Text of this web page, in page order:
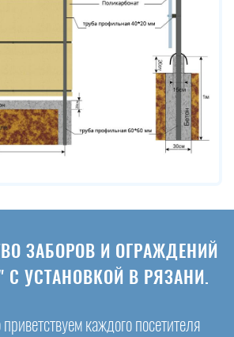
ЗАБОРОВ И ОГРАЖДЕНИЙ
УСТАНОВКОЙ В РЯЗАНИ.
каждого посетителя